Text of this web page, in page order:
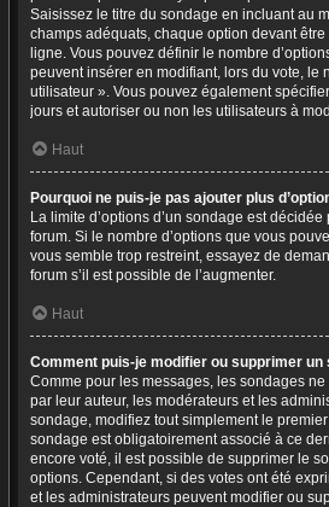
Saisissez le titre du sondage en incluant au
champs adéquats, chaque option devant
ligne. Vous pouvez définir le nombre
peuvent insérer en modifiant, lors du vote, le
utilisateur ». Vous pouvez également
jours et autoriser ou non les utilisateurs à
Haut
Pourquoi ne puis-je pas ajouter plus
La limite d’options d’un sondage est
forum. Si le nombre d’options que vous
vous semble trop restreint, essayez de
forum s’il est possible de l’augmenter.
Haut
Comment puis-je modifier ou supprimer un
Comme pour les messages, les sondages
par leur auteur, les modérateurs et les
sondage, modifiez tout simplement le
sondage est obligatoirement associé à ce
encore voté, il est possible de supprimer le
options. Cependant, si des votes ont été
et les administrateurs peuvent modifier ou